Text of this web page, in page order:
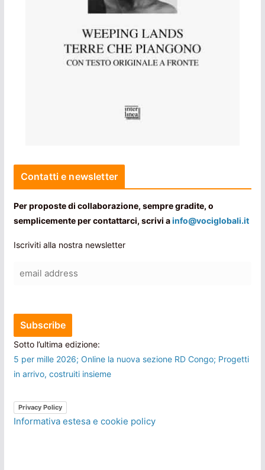
Contatti e newsletter
Per proposte di collaborazione, sempre gradite, o
semplicemente per contattarci, scrivi ainfo@vociglobali.it
Iscriviti alla nostra newsletter
Sotto l’ultima edizione:
5 per mille 2026; Online la nuova sezione RD Congo; Progetti
in arrivo, costruiti insieme
Privacy Policy
Informativa estesa e cookie policy